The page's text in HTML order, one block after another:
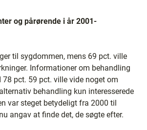
og pårørende i år 2001-
til sygdommen, mens 69 pct. ville
Informationer om behandling
78 pct. 59 pct. ville vide noget om
behandling kun interesserede
var steget betydeligt fra 2000 til
angav at finde det, de søgte efter.